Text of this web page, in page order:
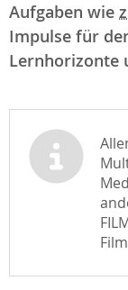
Aufgaben wie
Impulse für
Lernhorizonte